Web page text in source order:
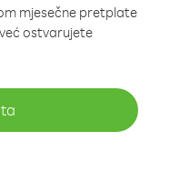
mjesečne pretplate
ostvarujete